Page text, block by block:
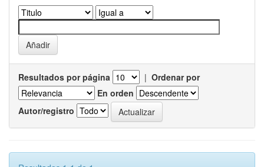
Resultados por página | Ordenar por
En orden
Autor/registro